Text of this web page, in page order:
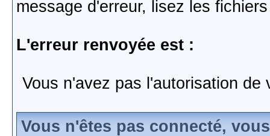
message d'erreur, lisez les
L'erreur renvoyée est :
Vous n'avez pas l'autorisation de
Vous n'êtes pas connecté,